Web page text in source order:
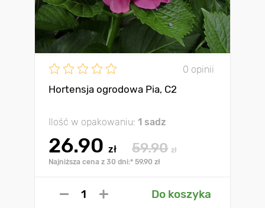
0 opinii
Hortensja ogrodowa Pia, C2
Ilość w opakowaniu: 1 sadz
26.90 zł 59.90 zł
Najniższa cena z 30 dni:* 59.90 zł
Do koszyka